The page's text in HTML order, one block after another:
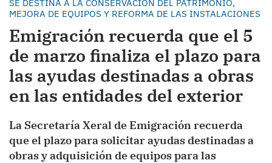
SE DESTINA A LA CONSERVACIÓN DEL PATRIMONIO,
MEJORA DE EQUIPOS Y REFORMA DE LAS INSTALACIONES
Emigración recuerda que el 5
de marzo finaliza el plazo para
las ayudas destinadas a obras
en las entidades del exterior
La Secretaría Xeral de Emigración recuerda
que el plazo para solicitar ayudas destinadas a
obras y adquisición de equipos para las